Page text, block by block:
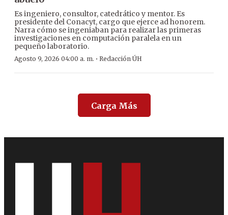
Es ingeniero, consultor, catedrático y mentor. Es
presidente del Conacyt, cargo que ejerce ad honorem.
Narra cómo se ingeniaban para realizar las primeras
investigaciones en computación paralela en un
pequeño laboratorio.
Agosto 9, 2026 04:00 a. m. · Redacción ÚH
Carga Más